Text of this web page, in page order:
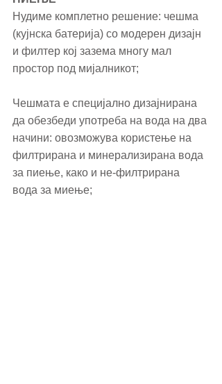
Нудиме комплетно решение: чешма
(кујнска батерија) со модерен дизајн
и филтер кој зазема многу мал
простор под мијалникот;
Чешмата е специјално дизајнирана
да обезбеди употреба на вода на два
начини: овозможува користење на
филтрирана и минерализирана вода
за пиење, како и не-филтрирана
вода за миење;